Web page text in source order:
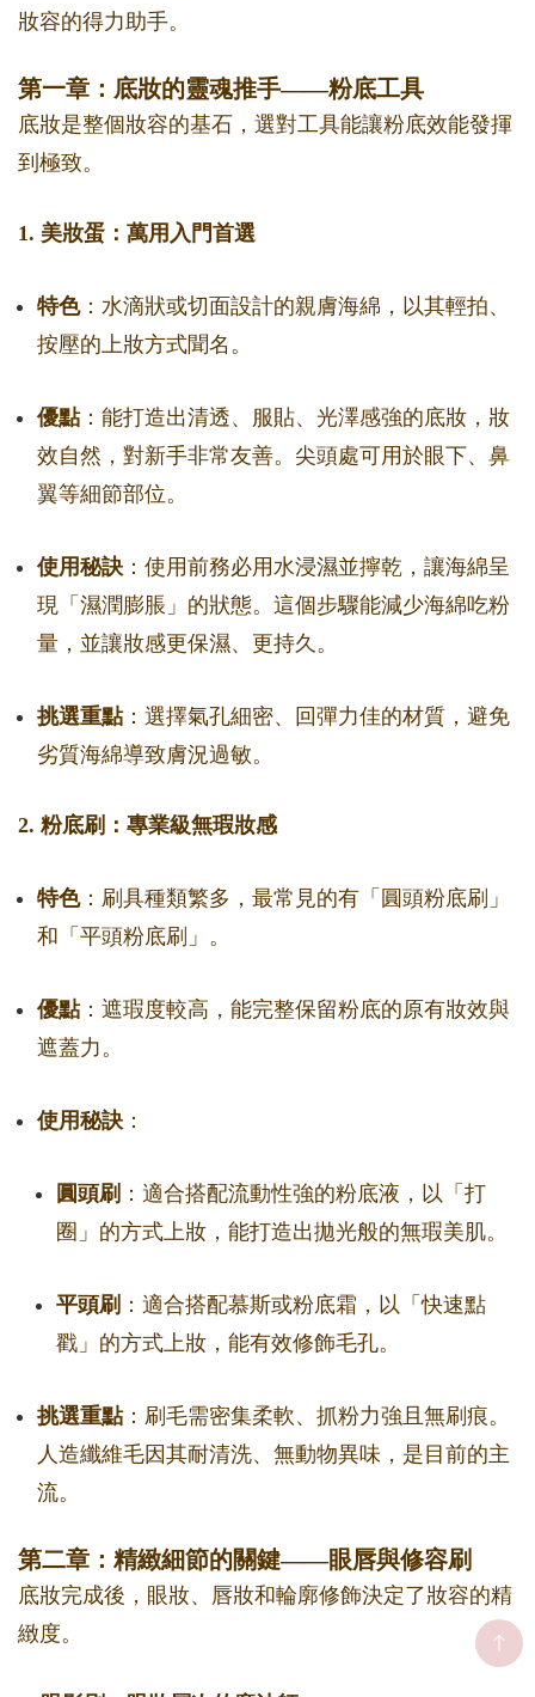
妝容的得力助手。
第一章：底妝的靈魂推手——粉底工具
底妝是整個妝容的基石，選對工具能讓粉底效能發揮
到極致。
1. 美妝蛋：萬用入門首選
特色：水滴狀或切面設計的親膚海綿，以其輕拍、
按壓的上妝方式聞名。
優點：能打造出清透、服貼、光澤感強的底妝，妝
效自然，對新手非常友善。尖頭處可用於眼下、鼻
翼等細節部位。
使用秘訣 ：使用前務必用水浸濕並擰乾，讓海綿呈
現「濕潤膨脹」的狀態。這個步驟能減少海綿吃粉
量，並讓妝感更保濕、更持久。
挑選重點：選擇氣孔細密、回彈力佳的材質，避免
劣質海綿導致膚況過敏。
2. 粉底刷：專業級無瑕妝感
特色：刷具種類繁多，最常見的有「圓頭粉底刷」
和「平頭粉底刷」。
優點：遮瑕度較高，能完整保留粉底的原有妝效與
遮蓋力。
使用秘訣 ：
圓頭刷 ：適合搭配流動性強的粉底液，以「打
圈」的方式上妝，能打造出拋光般的無瑕美肌。
平頭刷 ：適合搭配慕斯或粉底霜，以「快速點
戳」的方式上妝，能有效修飾毛孔。
挑選重點：刷毛需密集柔軟、抓粉力強且無刷痕。
人造纖維毛因其耐清洗、無動物異味，是目前的主
流。
第二章：精緻細節的關鍵——眼唇與修容刷
底妝完成後，眼妝、唇妝和輪廓修飾決定了妝容的精
緻度。